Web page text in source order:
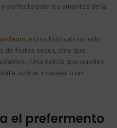
y perfecto para los amantes de la
, estos brionuts no solo
de frutos secos, sino que
¡Una delicia que puedes
azúcar y canela, o un
el prefermento